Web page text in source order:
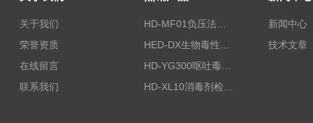
关于我们
荣誉资质
在线留言
联系我们
HD-MF01负压法密封性测试仪
新闻中心
技术文章